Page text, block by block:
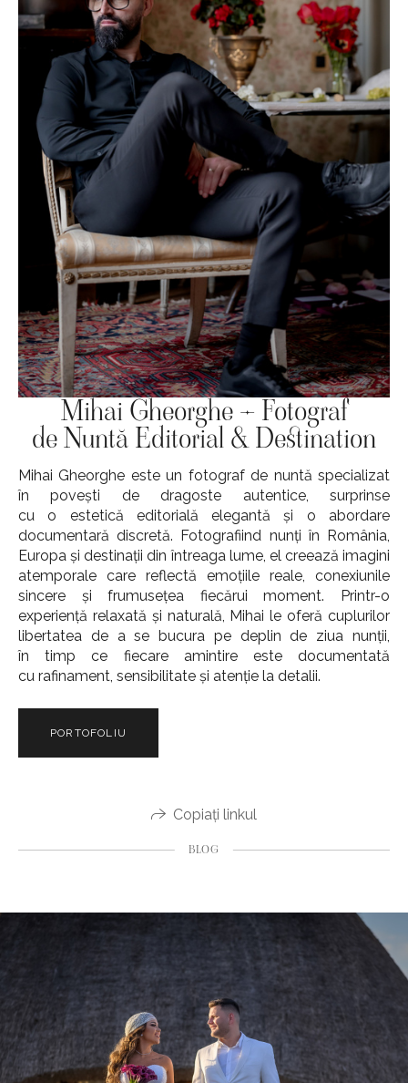
Mihai Gheorghe – Fotograf
de Nuntă Editorial & Destination
Mihai Gheorghe este un fotograf de nuntă specializat
în povești de dragoste autentice, surprinse
cu o estetică editorială elegantă și o abordare
documentară discretă. Fotografiind nunți în România,
Europa și destinații din întreaga lume, el creează imagini
atemporale care reflectă emoțiile reale, conexiunile
sincere și frumusețea fiecărui moment. Printr-o
experiență relaxată și naturală, Mihai le oferă cuplurilor
libertatea de a se bucura pe deplin de ziua nunții,
în timp ce fiecare amintire este documentată
cu rafinament, sensibilitate și atenție la detalii.
PORTOFOLIU
Copiați linkul
BLOG